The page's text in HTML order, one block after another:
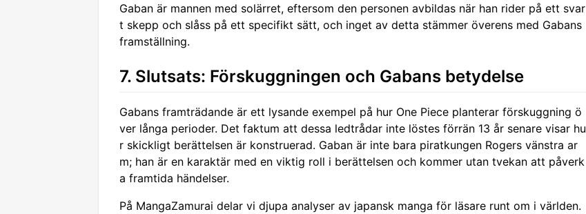
Gaban är mannen med solärret, eftersom den personen avbildas när han rider på ett svar
t skepp och slåss på ett specifikt sätt, och inget av detta stämmer överens med Gabans
framställning.
7. Slutsats: Förskuggningen och Gabans betydelse
Gabans framträdande är ett lysande exempel på hur One Piece planterar förskuggning ö
ver långa perioder. Det faktum att dessa ledtrådar inte löstes förrän 13 år senare visar hu
r skickligt berättelsen är konstruerad. Gaban är inte bara piratkungen Rogers vänstra ar
m; han är en karaktär med en viktig roll i berättelsen och kommer utan tvekan att påverk
a framtida händelser.
På MangaZamurai delar vi djupa analyser av japansk manga för läsare runt om i världen.